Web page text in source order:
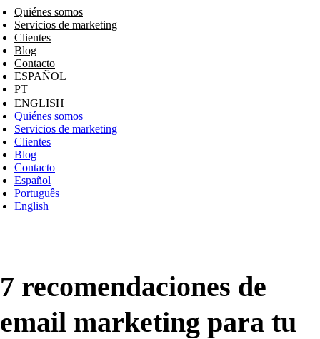
Quiénes somos
Servicios de marketing
Clientes
Blog
Contacto
ESPAÑOL
ENGLISH
Quiénes somos
Servicios de marketing
Clientes
Blog
Contacto
Español
Português
English
7 recomendaciones de
email marketing para tu